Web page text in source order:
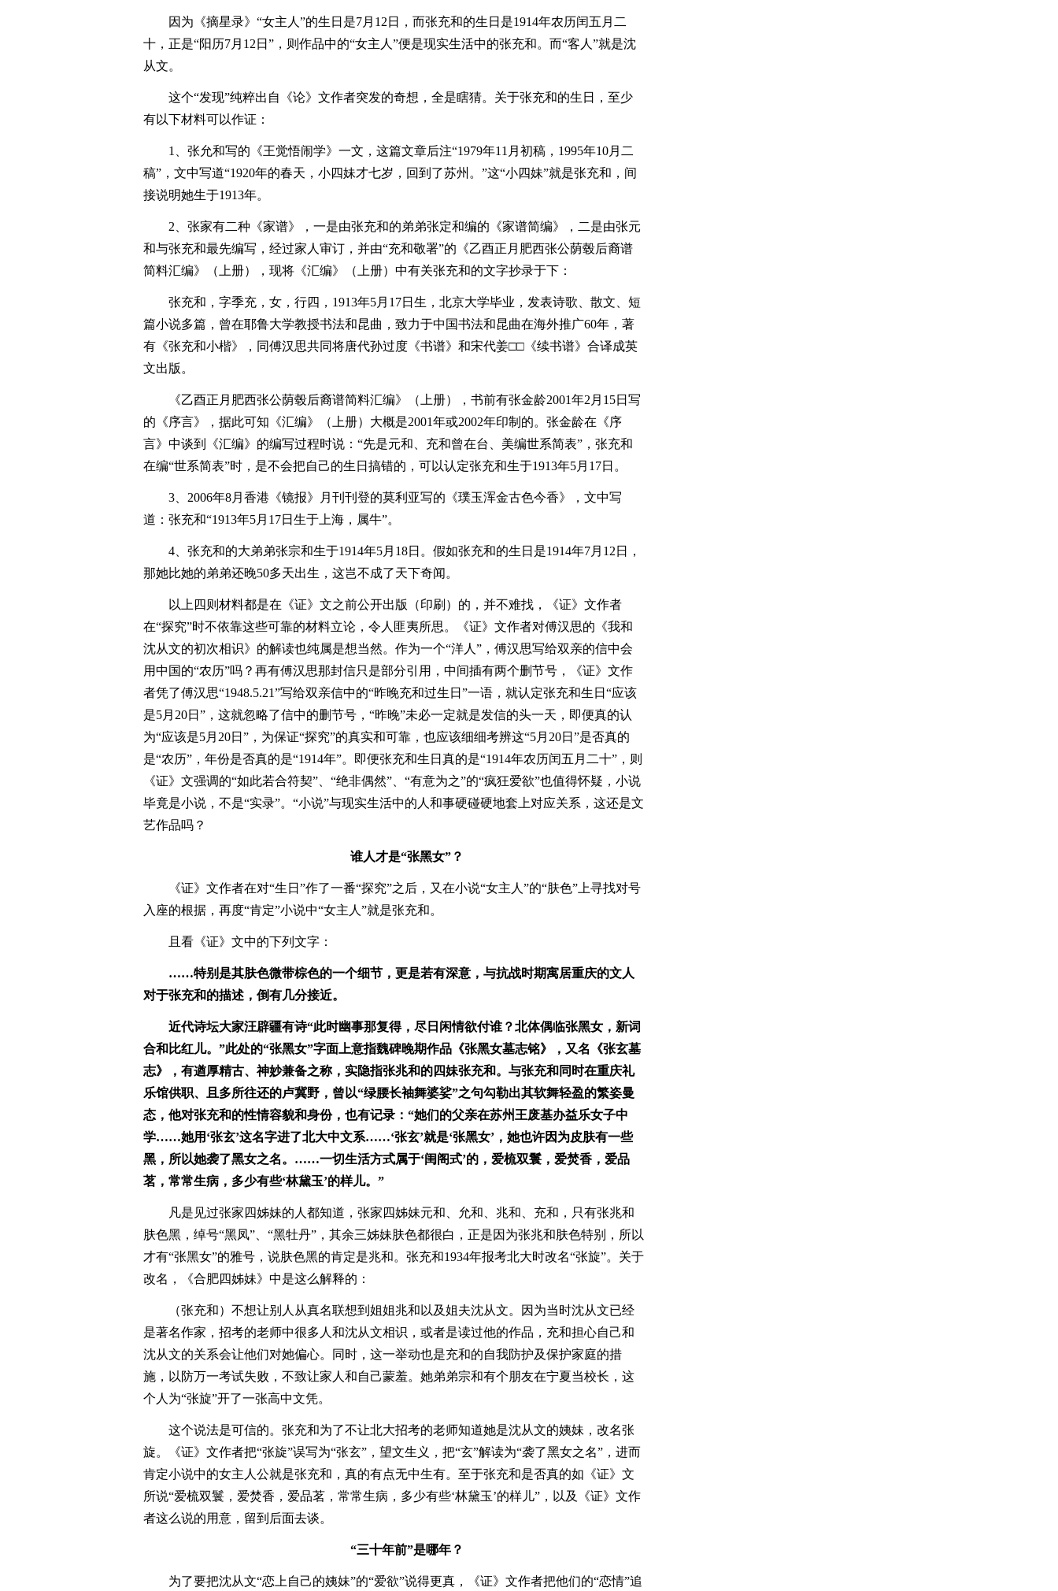
因为《摘星录》“女主人”的生日是7月12日，而张充和的生日是1914年农历闰五月二
十，正是“阳历7月12日”，则作品中的“女主人”便是现实生活中的张充和。而“客人”就是沈
从文。
这个“发现”纯粹出自《论》文作者突发的奇想，全是瞎猜。关于张充和的生日，至少
有以下材料可以作证：
1、张允和写的《王觉悟闹学》一文，这篇文章后注“1979年11月初稿，1995年10月二
稿”，文中写道“1920年的春天，小四妹才七岁，回到了苏州。”这“小四妹”就是张充和，间
接说明她生于1913年。
2、张家有二种《家谱》，一是由张充和的弟弟张定和编的《家谱简编》，二是由张元
和与张充和最先编写，经过家人审订，并由“充和敬署”的《乙酉正月肥西张公荫毂后裔谱
简料汇编》（上册），现将《汇编》（上册）中有关张充和的文字抄录于下：
张充和，字季充，女，行四，1913年5月17日生，北京大学毕业，发表诗歌、散文、短
篇小说多篇，曾在耶鲁大学教授书法和昆曲，致力于中国书法和昆曲在海外推广60年，著
有《张充和小楷》，同傅汉思共同将唐代孙过度《书谱》和宋代姜□□《续书谱》合译成英
文出版。
《乙酉正月肥西张公荫毂后裔谱简料汇编》（上册），书前有张金龄2001年2月15日写
的《序言》，据此可知《汇编》（上册）大概是2001年或2002年印制的。张金龄在《序
言》中谈到《汇编》的编写过程时说：“先是元和、充和曾在台、美编世系简表”，张充和
在编“世系简表”时，是不会把自己的生日搞错的，可以认定张充和生于1913年5月17日。
3、2006年8月香港《镜报》月刊刊登的莫利亚写的《璞玉浑金古色今香》，文中写
道：张充和“1913年5月17日生于上海，属牛”。
4、张充和的大弟弟张宗和生于1914年5月18日。假如张充和的生日是1914年7月12日，
那她比她的弟弟还晚50多天出生，这岂不成了天下奇闻。
以上四则材料都是在《证》文之前公开出版（印刷）的，并不难找，《证》文作者
在“探究”时不依靠这些可靠的材料立论，令人匪夷所思。《证》文作者对傅汉思的《我和
沈从文的初次相识》的解读也纯属是想当然。作为一个“洋人”，傅汉思写给双亲的信中会
用中国的“农历”吗？再有傅汉思那封信只是部分引用，中间插有两个删节号，《证》文作
者凭了傅汉思“1948.5.21”写给双亲信中的“昨晚充和过生日”一语，就认定张充和生日“应该
是5月20日”，这就忽略了信中的删节号，“昨晚”未必一定就是发信的头一天，即便真的认
为“应该是5月20日”，为保证“探究”的真实和可靠，也应该细细考辨这“5月20日”是否真的
是“农历”，年份是否真的是“1914年”。即便张充和生日真的是“1914年农历闰五月二十”，则
《证》文强调的“如此若合符契”、“绝非偶然”、“有意为之”的“疯狂爱欲”也值得怀疑，小说
毕竟是小说，不是“实录”。“小说”与现实生活中的人和事硬碰硬地套上对应关系，这还是文
艺作品吗？
谁人才是“张黑女”？
《证》文作者在对“生日”作了一番“探究”之后，又在小说“女主人”的“肤色”上寻找对号
入座的根据，再度“肯定”小说中“女主人”就是张充和。
且看《证》文中的下列文字：
……特别是其肤色微带棕色的一个细节，更是若有深意，与抗战时期寓居重庆的文人
对于张充和的描述，倒有几分接近。
近代诗坛大家汪辟疆有诗“此时幽事那复得，尽日闲情欲付谁？北体偶临张黑女，新词
合和比红儿。”此处的“张黑女”字面上意指魏碑晚期作品《张黑女墓志铭》，又名《张玄墓
志》，有遒厚精古、神妙兼备之称，实隐指张兆和的四妹张充和。与张充和同时在重庆礼
乐馆供职、且多所往还的卢冀野，曾以“绿腰长袖舞婆娑”之句勾勒出其软舞轻盈的繁姿曼
态，他对张充和的性情容貌和身份，也有记录：“她们的父亲在苏州王废基办益乐女子中
学……她用‘张玄’这名字进了北大中文系……‘张玄’就是‘张黑女’，她也许因为皮肤有一些
黑，所以她袭了黑女之名。……一切生活方式属于‘闺阁式’的，爱梳双鬟，爱焚香，爱品
茗，常常生病，多少有些‘林黛玉’的样儿。”
凡是见过张家四姊妹的人都知道，张家四姊妹元和、允和、兆和、充和，只有张兆和
肤色黑，绰号“黑凤”、“黑牡丹”，其余三姊妹肤色都很白，正是因为张兆和肤色特别，所以
才有“张黑女”的雅号，说肤色黑的肯定是兆和。张充和1934年报考北大时改名“张旋”。关于
改名，《合肥四姊妹》中是这么解释的：
（张充和）不想让别人从真名联想到姐姐兆和以及姐夫沈从文。因为当时沈从文已经
是著名作家，招考的老师中很多人和沈从文相识，或者是读过他的作品，充和担心自己和
沈从文的关系会让他们对她偏心。同时，这一举动也是充和的自我防护及保护家庭的措
施，以防万一考试失败，不致让家人和自己蒙羞。她弟弟宗和有个朋友在宁夏当校长，这
个人为“张旋”开了一张高中文凭。
这个说法是可信的。张充和为了不让北大招考的老师知道她是沈从文的姨妹，改名张
旋。《证》文作者把“张旋”误写为“张玄”，望文生义，把“玄”解读为“袭了黑女之名”，进而
肯定小说中的女主人公就是张充和，真的有点无中生有。至于张充和是否真的如《证》文
所说“爱梳双鬟，爱焚香，爱品茗，常常生病，多少有些‘林黛玉’的样儿”，以及《证》文作
者这么说的用意，留到后面去谈。
“三十年前”是哪年？
为了要把沈从文“恋上自己的姨妹”的“爱欲”说得更真，《证》文作者把他们的“恋情”追